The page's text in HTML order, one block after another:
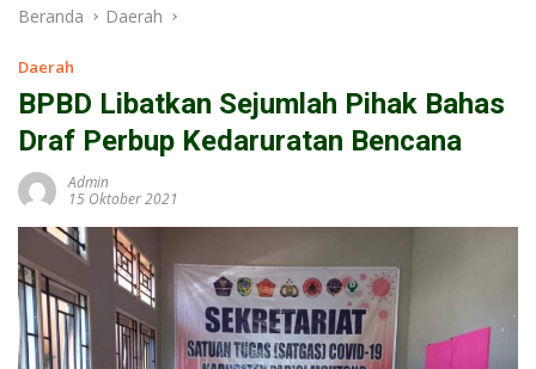
Beranda Daerah
Daerah
BPBD Libatkan Sejumlah Pihak Bahas
Draf Perbup Kedaruratan Bencana
Admin
15 Oktober 2021